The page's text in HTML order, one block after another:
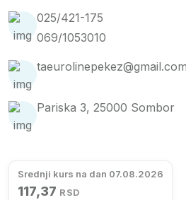
025/421-175
069/1053010
taeurolinepekez@gmail.com
Pariska 3, 25000 Sombor
Srednji kurs na dan 07.08.2026
117,37 RSD